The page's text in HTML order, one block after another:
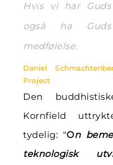
Hvis vi har
også ha
medfølelse.
Daniel
Project
Den
Kornfield
tydelig: "On
teknologisk